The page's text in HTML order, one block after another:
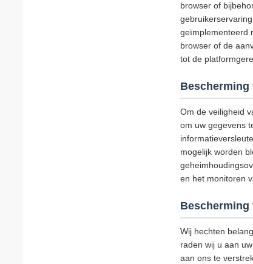
browser of
geïmplementeerd
browser of de
tot de
Bescherming
Om de veiligheid
om uw gegevens
mogelijk worden
en het monitoren
Bescherming
Wij hechten
raden wij u aan
aan ons te